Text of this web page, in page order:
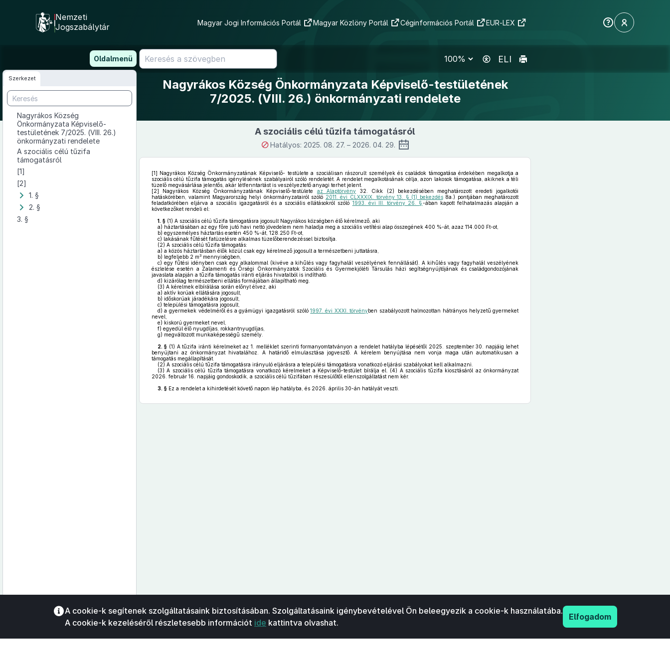
tartalomra
Nemzeti
Jogszabálytár
Magyar Jogi Információs Portál Magyar Közlöny Portál Céginformációs Portál EUR-LEX
Oldalmenü ELI
Szerkezet
Nagyrákos Község
Önkormányzata Képviselő-
testületének 7/2025. (VIII. 26.)
önkormányzati rendelete
A szociális célú tűzifa
támogatásról
[1]
[2]
1. §
2. §
3. §
Az oldalmenübe visszatéréshez
ALT + S billentyűket.
Nagyrákos Község Önkormányzata Képviselő-testületének
7/2025. (VIII. 26.) önkormányzati rendelete
A szociális célú tűzifa támogatásról
Hatályos: 2025. 08. 27. – 2026. 04. 29.
[1] Nagyrákos Község Önkormányzatának Képviselő- testülete a szociálisan rászorult személyek és családok támogatása érdekében megalkotja a
szociális célú tűzifa támogatás igénylésének szabályairól szóló rendeletét. A rendelet megalkotásának célja, azon lakosok támogatása, akiknek a téli
tüzelő megvásárlása jelentős, akár létfenntartást is veszélyeztető anyagi terhet jelent.
[2] Nagyrákos Község Önkormányzatának Képviselő-testülete az Alaptörvény 32. Cikk (2) bekezdésében meghatározott eredeti jogalkotói
hatáskörében, valamint Magyarország helyi önkormányzatairól szóló 2011. évi CLXXXIX. törvény 13. § (1) bekezdés8a.) pontjában meghatározott
feladatkörében eljárva a szociális igazgatásról és a szociális ellátásokról szóló 1993. évi III. törvény 26. §-ában kapott felhatalmazás alapján a
következőket rendeli el:
1. §(1) A szociális célú tűzifa támogatásra jogosult Nagyrákos községben élő kérelmező, aki
a) háztartásában az egy főre jutó havi nettó jövedelem nem haladja meg a szociális vetítési alap összegének 400 %-át, azaz 114.000 Ft-ot,
b) egyszemélyes háztartás esetén 450 %-át, 128.250 Ft-ot,
c) lakásának fűtését fatüzelésre alkalmas tüzelőberendezéssel biztosítja.
(2) A szociális célú tűzifa támogatás:
a) a közös háztartásban élők közül csak egy kérelmező jogosult a természetbeni juttatásra,
b) legfeljebb 2 m3mennyiségben,
c) egy fűtési idényben csak egy alkalommal (kivéve a kihűlés vagy fagyhalál veszélyének fennállását). A kihűlés vagy fagyhalál veszélyének
észlelése esetén a Zalamenti és Őrségi Önkormányzatok Szociális és Gyermekjóléti Társulás házi segítségnyújtójának és családgondozójának
javaslata alapján a tűzifa támogatás iránti eljárás hivatalból is indítható.
d) kizárólag természetbeni ellátás formájában állapítható meg.
(3) A kérelmek elbírálása során előnyt élvez, aki
a) aktív korúak ellátására jogosult,
b) időskorúak járadékára jogosult,
c) települési támogatásra jogosult,
d) a gyermekek védelméről és a gyámügyi igazgatásról szóló1997. évi XXXI. törvényben szabályozott halmozottan hátrányos helyzetű gyermeket
nevel,
e) kiskorú gyermeket nevel,
f) egyedül élő nyugdíjas, rokkantnyugdíjas,
g) megváltozott munkaképességű személy.
2. §(1) A tűzifa iránti kérelmeket az 1. melléklet szerinti formanyomtatványon a rendelet hatályba lépésétől 2025. szeptember 30. napjáig lehet
benyújtani az önkormányzat hivatalához. A határidő elmulasztása jogvesztő. A kérelem benyújtása nem vonja maga után automatikusan a
támogatás megállapítását.
(2) A szociális célú tűzifa támogatásra irányuló eljárásra a települési támogatásra vonatkozó eljárási szabályokat kell alkalmazni.
(3) A szociális célú tűzifa támogatásra vonatkozó kérelmeket a Képviselő-testület bírálja el. (4) A szociális tűzifa kiosztásáról az önkormányzat
2026. február 16. napjáig gondoskodik, a szociális célú tűzifában részesülőtől ellenszolgáltatást nem kér.
3. §Ez a rendelet a kihirdetését követő napon lép hatályba, és 2026. április 30-án hatályát veszti.
A cookie-k segítenek szolgáltatásaink biztosításában. Szolgáltatásaink igénybevételével Ön beleegyezik a cookie-k használatába.
A cookie-k kezeléséről részletesebb információt ide kattintva olvashat.
Elfogadom